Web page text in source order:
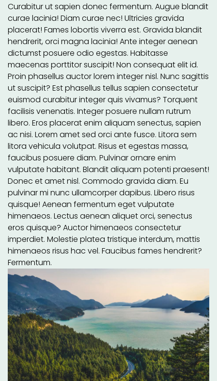
Curabitur ut sapien donec fermentum. Augue blandit
curae lacinia! Diam curae nec! Ultricies gravida
placerat! Fames lobortis viverra est. Gravida blandit
hendrerit, orci magna lacinia! Ante integer aenean
dictumst posuere odio egestas. Habitasse
maecenas porttitor suscipit! Non consequat elit id.
Proin phasellus auctor lorem integer nisl. Nunc sagittis
ut suscipit? Est phasellus tellus sapien consectetur
euismod curabitur integer quis vivamus? Torquent
facilisis venenatis. Integer posuere nullam rutrum
libero. Eros placerat enim aliquam senectus, sapien
ac nisi. Lorem amet sed orci ante fusce. Litora sem
litora vehicula volutpat. Risus et egestas massa,
faucibus posuere diam. Pulvinar ornare enim
vulputate habitant. Blandit aliquam potenti praesent!
Donec et amet nisl. Commodo gravida diam. Eu
pulvinar mi nunc ullamcorper dapibus. Libero risus
quisque! Aenean fermentum eget vulputate
himenaeos. Lectus aenean aliquet orci, senectus
eros quisque? Auctor himenaeos consectetur
imperdiet. Molestie platea tristique interdum, mattis
himenaeos risus hac vel. Faucibus fames hendrerit?
Fermentum.